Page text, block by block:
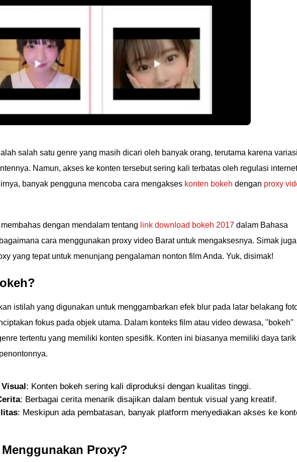
salah satu genre yang masih dicari oleh banyak orang, terutama karena variasi
Namun, akses ke konten tersebut sering kali terbatas oleh regulasi internet
banyak pengguna mencoba cara mengakses konten bokeh dengan proxy
dengan mendalam tentang link download bokeh 2017 dalam Bahasa
cara menggunakan proxy video Barat untuk mengaksesnya. Simak juga
yang tepat untuk menunjang pengalaman nonton film Anda. Yuk, disimak!
istilah yang digunakan untuk menggambarkan efek blur pada latar belakang
fokus pada objek utama. Dalam konteks film atau video dewasa, "bokeh"
tertentu yang memiliki konten spesifik. Konten ini biasanya memiliki daya tarik
: Konten bokeh sering kali diproduksi dengan kualitas tinggi.
: Berbagai cerita menarik disajikan dalam bentuk visual yang kreatif.
: Meskipun ada pembatasan, banyak platform menyediakan akses ke
Proxy?